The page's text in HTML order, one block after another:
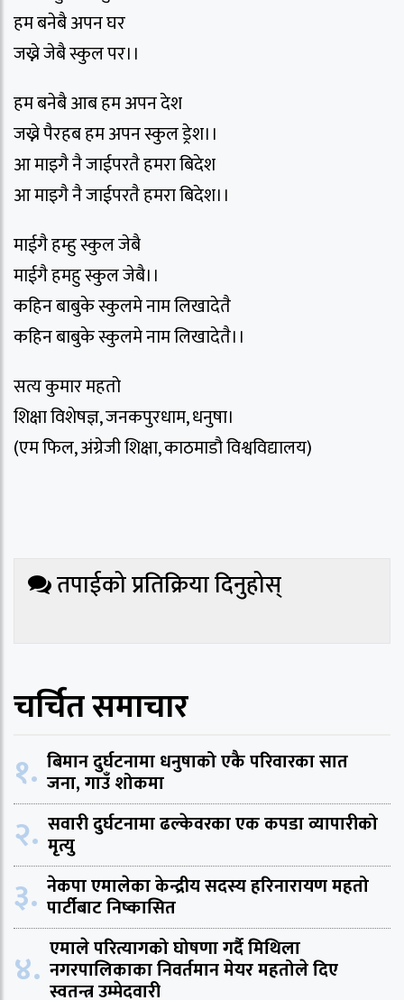
हम बनेबै अपन घर
जख्ने जेबै स्कुल पर।।
हम बनेबै आब हम अपन देश
जख्ने पैरहब हम अपन स्कुल ड्रेश।।
आ माइगै नै जाईपरतै हमरा बिदेश
आ माइगै नै जाईपरतै हमरा बिदेश।।
माईगै हम्हु स्कुल जेबै
माईगै हमहु स्कुल जेबै।।
कहिन बाबुके स्कुलमे नाम लिखादेतै
कहिन बाबुके स्कुलमे नाम लिखादेतै।।
सत्य कुमार महतो
शिक्षा विशेषज्ञ, जनकपुरधाम, धनुषा।
(एम फिल, अंग्रेजी शिक्षा, काठमाडौ विश्वविद्यालय)
तपाईको प्रतिक्रिया दिनुहोस्
चर्चित समाचार
१. बिमान दुर्घटनामा धनुषाको एकै परिवारका सात
जना, गाउँ शोकमा
२. सवारी दुर्घटनामा ढल्केवरका एक कपडा व्यापारीको
मृत्यु
३. नेकपा एमालेका केन्द्रीय सदस्य हरिनारायण महतो
पार्टीबाट निष्कासित
४. एमाले परित्यागको घोषणा गर्दै मिथिला
नगरपालिकाका निवर्तमान मेयर महतोले दिए
स्वतन्त्र उम्मेदवारी